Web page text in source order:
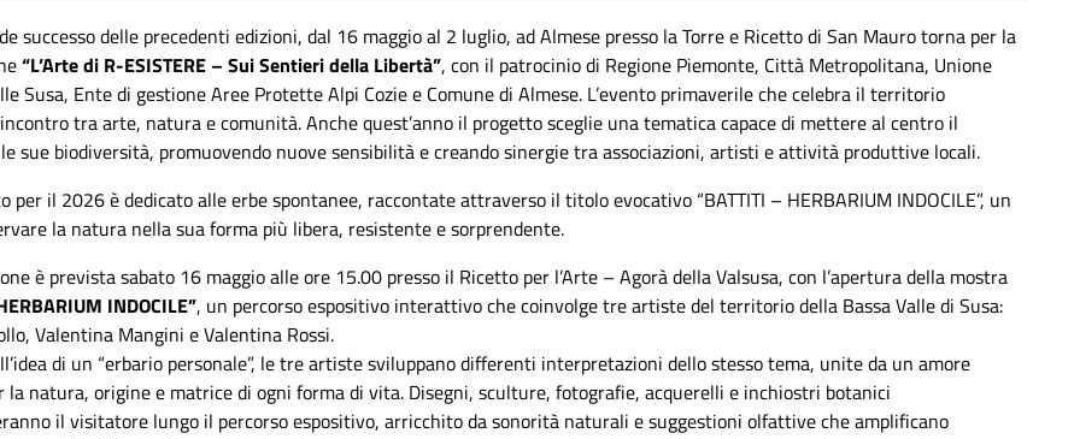
17 maggio- Parchi Alpi
Cozie
successo delle precedenti edizioni, dal 16 maggio al 2 luglio, ad Almese presso la Torre e Ricetto di San Mauro torna per la
“L’Arte di R-ESISTERE – Sui Sentieri della Libertà”, con il patrocinio di Regione Piemonte, Città Metropolitana, Unione
Susa, Ente di gestione Aree Protette Alpi Cozie e Comune di Almese. L’evento primaverile che celebra il territorio
tra arte, natura e comunità. Anche quest’anno il progetto sceglie una tematica capace di mettere al centro il
le sue biodiversità, promuovendo nuove sensibilità e creando sinergie tra associazioni, artisti e attività produttive locali.
per il 2026 è dedicato alle erbe spontanee, raccontate attraverso il titolo evocativo “BATTITI – HERBARIUM INDOCILE”, un
la natura nella sua forma più libera, resistente e sorprendente.
è prevista sabato 16 maggio alle ore 15.00 presso il Ricetto per l’Arte – Agorà della Valsusa, con l’apertura della mostra
INDOCILE”, un percorso espositivo interattivo che coinvolge tre artiste del territorio della Bassa Valle di Susa:
Valentina Mangini e Valentina Rossi.
di un “erbario personale”, le tre artiste sviluppano differenti interpretazioni dello stesso tema, unite da un amore
la natura, origine e matrice di ogni forma di vita. Disegni, sculture, fotografie, acquerelli e inchiostri botanici
il visitatore lungo il percorso espositivo, arricchito da sonorità naturali e suggestioni olfattive che amplificano